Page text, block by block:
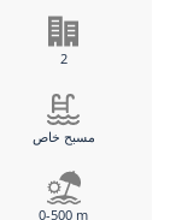
2
مسبح خاص
0-500 m